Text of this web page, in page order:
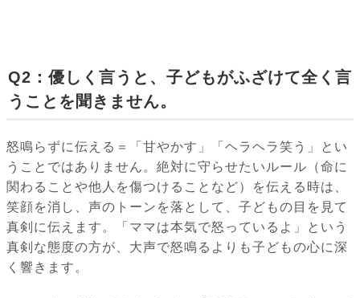
Q2：優しく言うと、子どもがふざけて全く言
うことを聞きません。
怒鳴らずに伝える＝「甘やかす」「ヘラヘラ笑う」とい
うことではありません。絶対に守らせたいルール（命に
関わることや他人を傷つけることなど）を伝える時は、
笑顔を消し、声のトーンを落として、子どもの目を見て
真剣に伝えます。「ママは本気で怒っているよ」という
真剣な態度の方が、大声で怒鳴るよりも子どもの心に深
く響きます。